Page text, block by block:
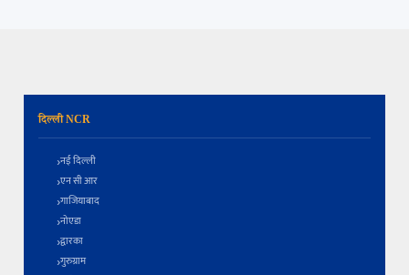
दिल्ली NCR
नई दिल्ली
एन सी आर
गाजियाबाद
नोएडा
द्वारका
गुरुग्राम